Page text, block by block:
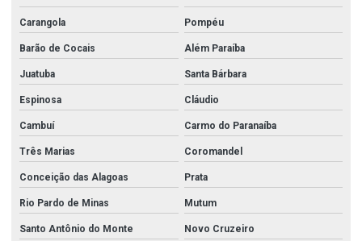
Tampão corrente
Tee aço carbono
Tipos de aço inox
Tubo de aço inox 304l
Tubo de aço inox 316
Tubo aço inox 316l
Carangola Pompéu
Barão de Cocais Além Paraíba
Juatuba Santa Bárbara
Espinosa Cláudio
Cambuí Carmo do Paranaíba
Três Marias Coromandel
Conceição das Alagoas Prata
Rio Pardo de Minas Mutum
Santo Antônio do Monte Novo Cruzeiro